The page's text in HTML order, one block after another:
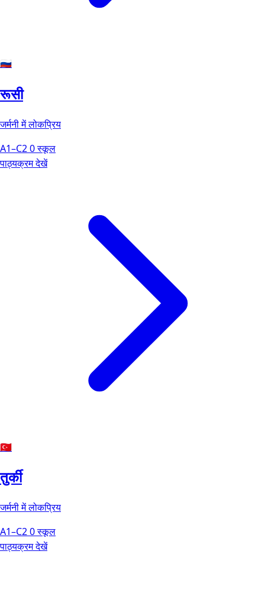
🇷🇺
रूसी
जर्मनी में लोकप्रिय
A1–C20 स्कूल
पाठ्यक्रम देखें
🇹🇷
तुर्की
जर्मनी में लोकप्रिय
A1–C20 स्कूल
पाठ्यक्रम देखें